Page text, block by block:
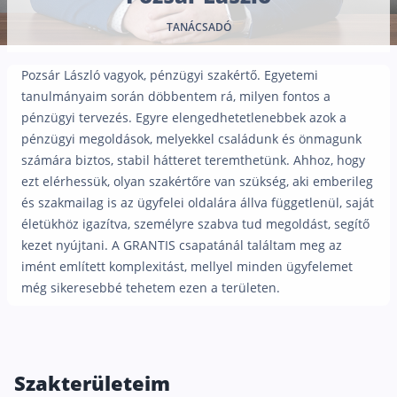
Nyugdíj kisokos – A magyar nyugdíjrendszer
Egyszerű Állami Nyugdíjkalkulátor
Nyugdíjbiztosítás
Nyugdíjbiztosítás vagy NYESZ? Melyik a jobb?
Melyik a legolcsóbb nyugdíjbiztosítás?
Önkéntes nyugdíjpénztár vagy
Nyugdíjbiztosítás adókedvezmény és adójóváírás
KATA Nyugdíj: így használd ki az
Nyugdíjbiztosítás kalkulátor
Nyugdíjbiztosítás hozamok
TANÁCSADÓ
Pozsár László vagyok, pénzügyi szakértő. Egyetemi
tanulmányaim során döbbentem rá, milyen fontos a
pénzügyi tervezés. Egyre elengedhetetlenebbek azok a
pénzügyi megoldások, melyekkel családunk és önmagunk
számára biztos, stabil hátteret teremthetünk. Ahhoz, hogy
ezt elérhessük, olyan szakértőre van szükség, aki emberileg
és szakmailag is az ügyfelei oldalára állva függetlenül, saját
életükhöz igazítva, személyre szabva tud megoldást, segítő
kezet nyújtani. A GRANTIS csapatánál találtam meg az
imént említett komplexitást, mellyel minden ügyfelemet
még sikeresebbé tehetem ezen a területen.
Szakterületeim